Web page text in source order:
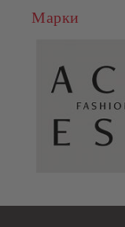
Марки